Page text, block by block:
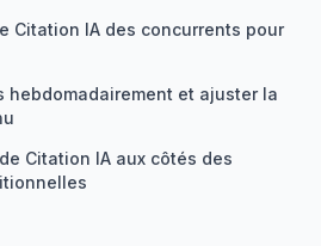
Citation IA des concurrents pour
hebdomadairement et ajuster la
Citation IA aux côtés des